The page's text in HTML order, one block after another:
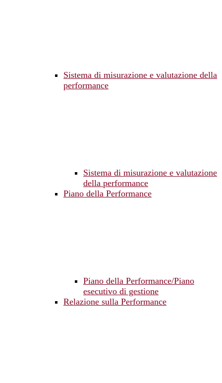
Sistema di misurazione e valutazione della
performance
Sistema di misurazione e valutazione
della performance
Piano della Performance
Piano della Performance/Piano
esecutivo di gestione
Relazione sulla Performance